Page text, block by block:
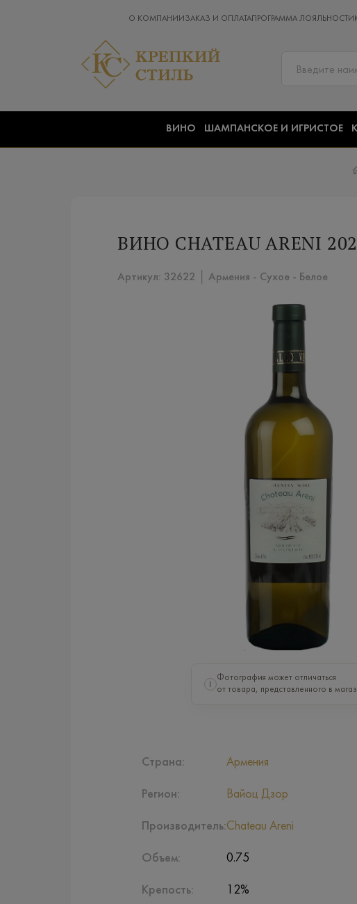
О КОМПАНИИ ЗАКАЗ И ОПЛАТАПРОГРАММА ЛОЯЛЬНОСТИ
ВИНО ШАМПАНСКОЕ И ИГРИСТОЕ
ВИНО CHATEAU ARENI
Артикул: 32622 │ Армения - Сухое - Белое
i
Фотография может отличаться
от товара, представленного в
Страна:
Регион:
Производитель:
Объем:
Крепость:
Армения
Вайоц Дзор
Chateau Areni
0.75
12%